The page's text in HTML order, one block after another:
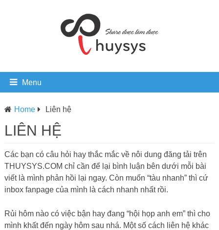
Menu
Home Liên hệ
LIÊN HỆ
Các bạn có câu hỏi hay thắc mắc về nôi dung đăng tải trên
THUYSYS.COM chỉ cần để lại bình luận bên dưới mỗi bài
viết là mình phản hồi lại ngay. Còn muốn “tàu nhanh” thì cứ
inbox fanpage của mình là cách nhanh nhất rồi.
Rủi hôm nào có việc bận hay đang “hội họp anh em” thì cho
mình khất đến ngày hôm sau nhá. Một số cách liên hệ khác